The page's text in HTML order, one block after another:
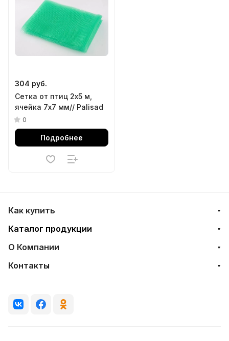
304 руб.
Сетка от птиц 2х5 м,
ячейка 7х7 мм// Palisad
0
Подробнее
Как купить
Каталог продукции
О Компании
Контакты